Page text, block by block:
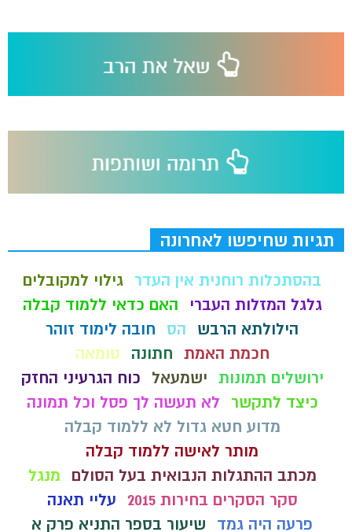
תגיות שחיפשו לאחרונה
בהסתכלות רוחנית אין העדר גילוי למקובלים
גלגל המזלות העברי
האם כדאי ללמוד קבלה
הילולתא הרבש
הס
חובה לימוד זוהר
חכמת האמת חתונה
טומאה
ירושלים תמונות ישמעאל
כוח הגרעיני החזק
כיצד לתקשר
לא תעשה לך פסל וכל תמונה
מדוע חטא גדול לא ללמוד קבלה
מותר לאישה ללמוד קבלה
מכתב ההתגלות הנבואית בעל הסולם
מנגל
סקר הסקרים בחירות 2015
עליי תאנה
פרעה היה גמד
שיעור בספר התניא פרק א